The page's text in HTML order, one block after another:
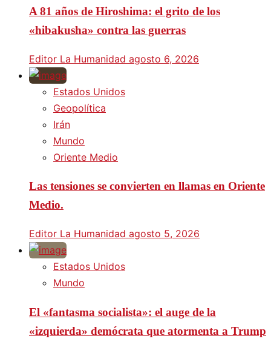
A 81 años de Hiroshima: el grito de los
«hibakusha» contra las guerras
Editor La Humanidad agosto 6, 2026
Estados Unidos
Geopolítica
Irán
Mundo
Oriente Medio
Las tensiones se convierten en llamas en Oriente
Medio.
Editor La Humanidad agosto 5, 2026
Estados Unidos
Mundo
El «fantasma socialista»: el auge de la
«izquierda» demócrata que atormenta a Trump